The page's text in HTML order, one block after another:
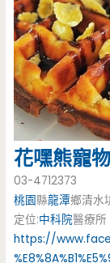
花嘿熊寵
03-4712373
桃園縣龍潭鄉清水
定位:中科院醫療所
https://